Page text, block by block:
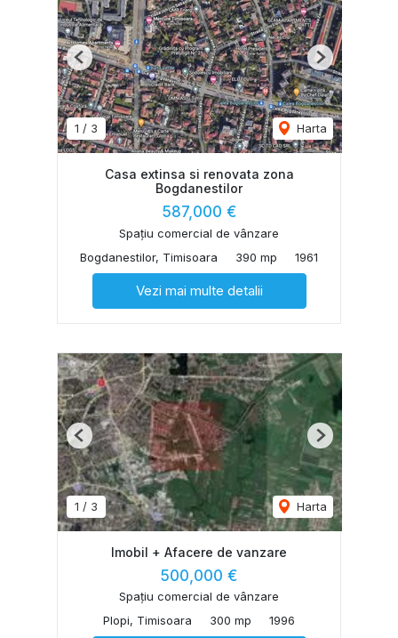
1 / 3 Harta
Previous Next
Casa extinsa si renovata zona
Bogdanestilor
587,000 €
Spațiu comercial de vânzare
Bogdanestilor, Timisoara
390 mp 1961
Vezi mai multe detalii
1 / 3 Harta
Previous Next
Imobil + Afacere de vanzare
500,000 €
Spațiu comercial de vânzare
Plopi, Timisoara
300 mp 1996